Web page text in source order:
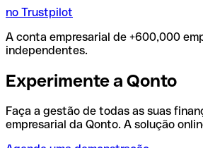
no Trustpilot
A conta empresarial de +600,000
independentes.
Experimente a Qonto
Faça a gestão de todas as suas
empresarial da Qonto. A solução